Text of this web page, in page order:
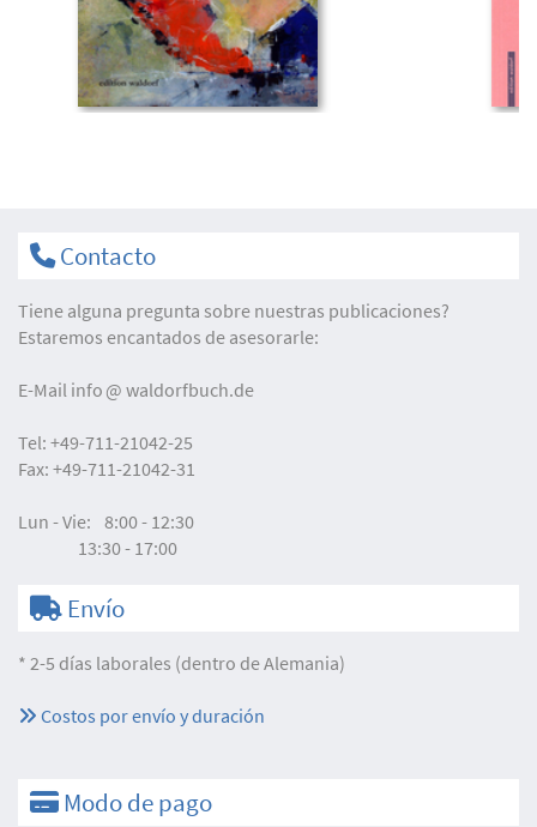
Contacto
Tiene alguna pregunta sobre nuestras publicaciones?
Estaremos encantados de asesorarle:
E-Mail info waldorfbuch.de
Tel: +49-711-21042-25
Fax: +49-711-21042-31
Lun - Vie: 8:00 - 12:30
13:30 - 17:00
Envío
* 2-5 días laborales (dentro de Alemania)
Costos por envío y duración
Modo de pago